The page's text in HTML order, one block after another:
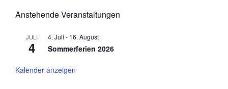
Anstehende Veranstaltungen
JULI
4
4. Juli - 16. August
Sommerferien 2026
Kalender anzeigen